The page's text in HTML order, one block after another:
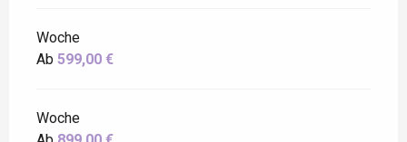
Woche
Ab 599,00 €
Woche